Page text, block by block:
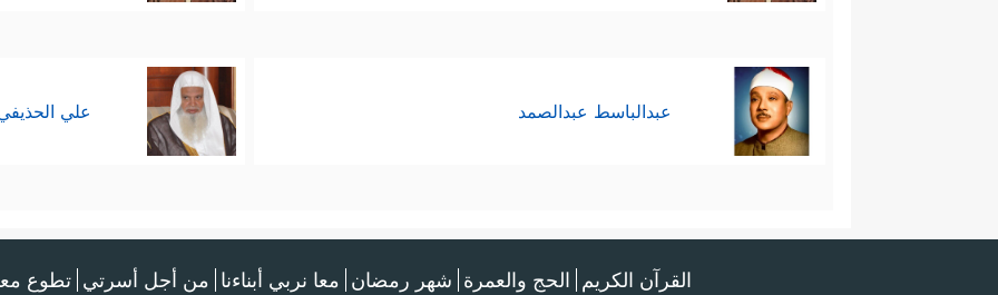
عبدالباسط عبدالصمد علي
القرآن الكريم الحج والعمرة شهر رمضان معا نربي أبناءنا من أجل أسرتي تطوع